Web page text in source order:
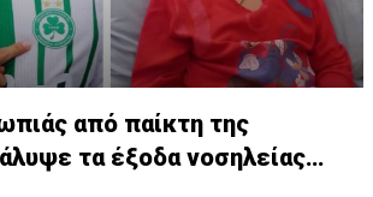
από παίκτη της
τα έξοδα νοσηλείας